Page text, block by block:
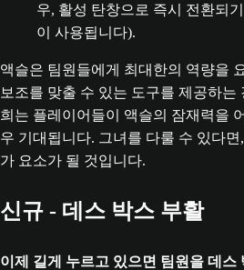
우, 활성 탄창으로 즉시 전환되
이 사용됩니다).
액슬은 팀원들에게 최대한의 역량을
보조를 맞출 수 있는 도구를 제공하는
희는 플레이어들이 액슬의 잠재력을
우 기대됩니다. 그녀를 다룰 수 있다
가 요소가 될 것입니다.
신규 - 데스 박스 부활
이제 길게 누르고 있으면 팀원을 데스